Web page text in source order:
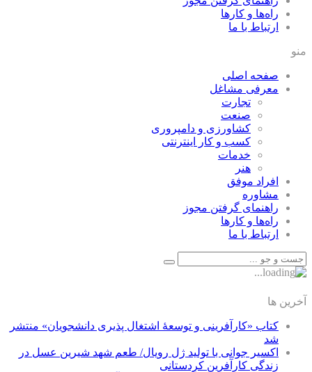
راه‌ها و كارها
ارتباط با ما
منو
صفحه اصلی
معرفی مشاغل
تجارت
صنعت
كشاورزی و دامپروری
كسب و كار اينترنتی
خدمات
هنر
افراد موفق
مشاوره
راهنمای گرفتن مجوز
راه‌ها و كارها
ارتباط با ما
آخرین ها
کتاب «کارآفرینی و توسعۀ اشتغال پذیری دانشجویان» منتشر
شد
اکسیر جوانی با تولید ژل رویال/ طعم شهد شیرین عسل‌ در
زندگی کارآفرین کردستانی